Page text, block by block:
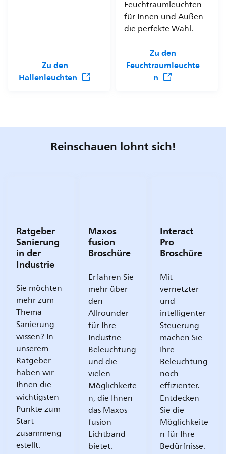
Zu den
Hallenleuchten
Feuchtraumleuchten
für Innen und Außen
die perfekte Wahl.
Zu den
Feuchtraumleuchte
n
Reinschauen lohnt sich!
Ratgeber
Sanierung
in der
Industrie
Sie möchten
mehr zum
Thema
Sanierung
wissen? In
unserem
Ratgeber
haben wir
Ihnen die
wichtigsten
Punkte zum
Start
zusammeng
estellt.
Maxos
fusion
Broschüre
Erfahren Sie
mehr über
den
Allrounder
für Ihre
Industrie-
Beleuchtung
und die
vielen
Möglichkeite
n, die Ihnen
das Maxos
fusion
Lichtband
bietet.
Interact
Pro
Broschüre
Mit
vernetzter
und
intelligenter
Steuerung
machen Sie
Ihre
Beleuchtung
noch
effizienter.
Entdecken
Sie die
Möglichkeite
n für Ihre
Bedürfnisse.